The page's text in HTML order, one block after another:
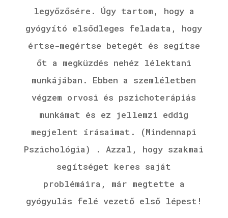
legyőzősére. Úgy tartom, hogy a
gyógyító elsődleges feladata, hogy
értse-megértse betegét és segítse
őt a megküzdés nehéz lélektani
munkájában. Ebben a szemléletben
végzem orvosi és pszichoterápiás
munkámat és ez jellemzi eddig
megjelent írásaimat. (Mindennapi
Pszichológia) . Azzal, hogy szakmai
segítséget keres saját
problémáira, már megtette a
gyógyulás felé vezető első lépest!